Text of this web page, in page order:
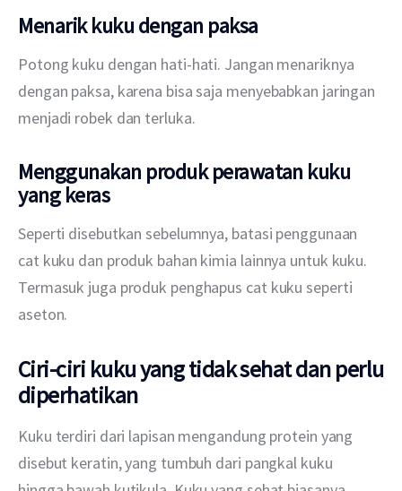
Menarik kuku dengan paksa
Potong kuku dengan hati-hati. Jangan menariknya
dengan paksa, karena bisa saja menyebabkan jaringan
menjadi robek dan terluka.
Menggunakan produk perawatan kuku
yang keras
Seperti disebutkan sebelumnya, batasi penggunaan
cat kuku dan produk bahan kimia lainnya untuk kuku.
Termasuk juga produk penghapus cat kuku seperti
aseton.
Ciri-ciri kuku yang tidak sehat dan perlu
diperhatikan
Kuku terdiri dari lapisan mengandung protein yang
disebut keratin, yang tumbuh dari pangkal kuku